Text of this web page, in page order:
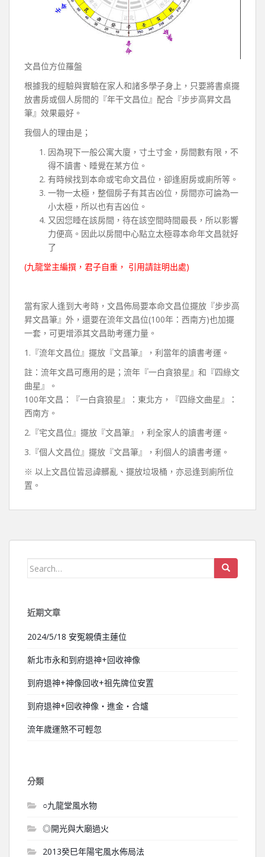
文昌位方位羅盤
根據我的經驗與實驗在家人和諸多學子身上，只要將書桌擺
放書房或個人房間的『年干文昌位』配合『步步高昇文昌
筆』效果最好。
我個人的理由是；
因為現下一般公寓大廈，寸土寸金，房間數有限，不
得不讀書、睡覺在某方位。
有時候找到本命或宅命文昌位，卻逢廚房或廁所等。
一物一太極，整個房子有其吉凶位，房間亦可論為一
小太極，所以也有吉凶位。
又因您睡在該房間，待在該空間時間最長，所以影響
力便高。因此以房間中心點立太極尋本命年文昌就好
了
(九龍堂主編撰，君子自重， 引用請註明出處)
當有家人逢到大考時，文昌佈局要本命文昌位擺放『步步高
昇文昌筆』外，還要在流年文昌位(100年：西南方)也加擺
一套，可更增添其文昌助考運力量。
1.『流年文昌位』擺放『文昌筆』，利當年的讀書考運。
註：流年文昌可應用的是；流年『一白貪狼星』和『四綠文
曲星』。
100年文昌：『一白貪狼星』：東北方，『四綠文曲星』：
西南方。
2.『宅文昌位』擺放『文昌筆』，利全家人的讀書考運。
3.『個人文昌位』擺放『文昌筆』，利個人的讀書考運。
※ 以上文昌位皆忌諱髒亂、擺放垃圾桶，亦忌逢到廁所位
置。
Search for:
近期文章
2024/5/18 安冤親債主蓮位
新北市永和到府退神+回收神像
到府退神+神像回收+祖先牌位安置
到府退神+回收神像‧進金‧合爐
流年歲運煞不可輕忽
分類
○九龍堂風水物
◎開光與大廟過火
2013癸巳年陽宅風水佈局法